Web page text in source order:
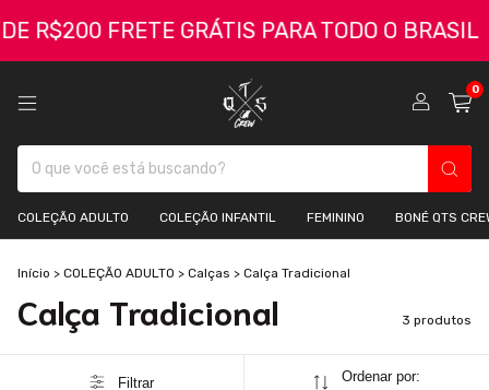
FRETE GRÁTIS PARA TODO O BRASIL
0
COLEÇÃO ADULTO COLEÇÃO INFANTIL FEMININO BONÉ QTS
Início > COLEÇÃO ADULTO > Calças > Calça Tradicional
Calça Tradicional 3 produtos
Filtrar Ordenar por: